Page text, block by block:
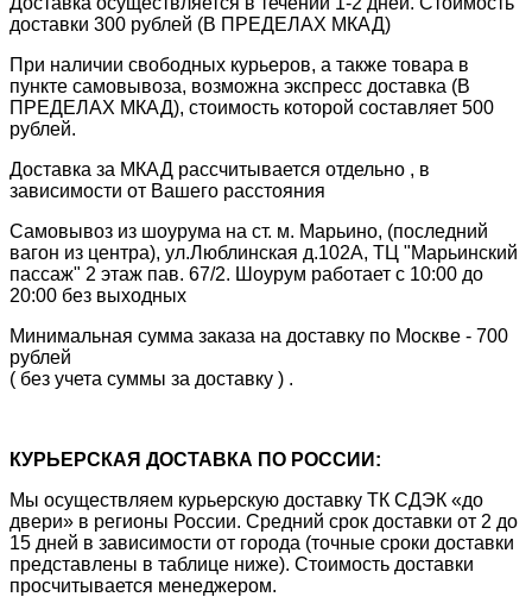
доставки 300 рублей (В ПРЕДЕЛАХ МКАД)
При наличии свободных курьеров, а также товара в
пункте самовывоза, возможна экспресс доставка (В
ПРЕДЕЛАХ МКАД), стоимость которой составляет 500
рублей.
Доставка за МКАД рассчитывается отдельно , в
зависимости от Вашего расстояния
Самовывоз из шоурума на ст. м. Марьино, (последний
вагон из центра), ул.Люблинская д.102А, ТЦ "Марьинский
пассаж" 2 этаж пав. 67/2. Шоурум работает с 10:00 до
20:00 без выходных
Минимальная сумма заказа на доставку по Москве - 700
рублей
( без учета суммы за доставку ) .
КУРЬЕРСКАЯ ДОСТАВКА ПО РОССИИ:
Мы осуществляем курьерскую доставку ТК СДЭК «до
двери» в регионы России. Средний срок доставки от 2 до
15 дней в зависимости от города (точные сроки доставки
представлены в таблице ниже). Стоимость доставки
просчитывается менеджером.